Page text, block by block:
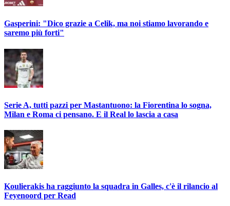
Gasperini: "Dico grazie a Celik, ma noi stiamo lavorando e
saremo più forti"
Serie A, tutti pazzi per Mastantuono: la Fiorentina lo sogna,
Milan e Roma ci pensano. E il Real lo lascia a casa
Koulierakis ha raggiunto la squadra in Galles, c'è il rilancio al
Feyenoord per Read